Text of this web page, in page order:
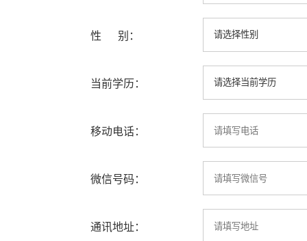
性 别：
当前学历：
移动电话：
微信号码：
通讯地址：